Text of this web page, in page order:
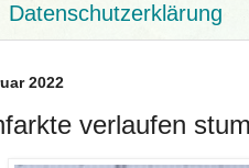
Datenschutzerklärung
2022
verlaufen